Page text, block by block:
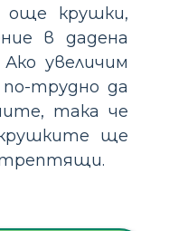
още крушки,
в дадена
увеличим
трудно да
така че
ще